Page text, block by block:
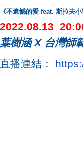
《不遺憾的愛 feat. 斯拉夫小
2022.08.13
葉樹涵 X 台灣師
直播連結：